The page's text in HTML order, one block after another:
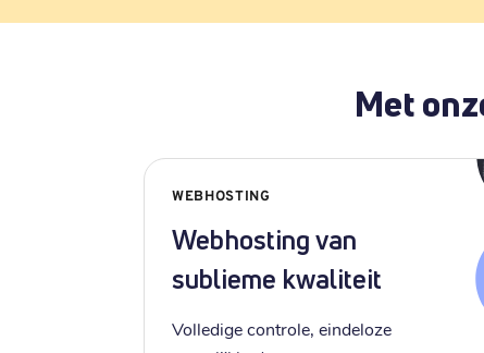
Met
WEBHOSTING
Webhosting van
sublieme kwaliteit
Volledige controle, eindeloze